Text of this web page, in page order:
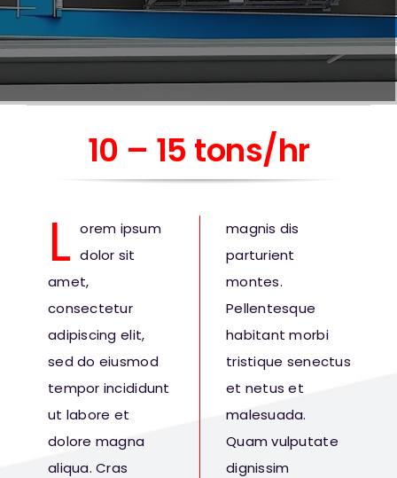
10 – 15 tons/hr
L orem ipsum
dolor sit
amet,
consectetur
adipiscing elit,
sed do eiusmod
tempor incididunt
ut labore et
dolore magna
aliqua. Cras
magnis dis
parturient
montes.
Pellentesque
habitant morbi
tristique senectus
et netus et
malesuada.
Quam vulputate
dignissim